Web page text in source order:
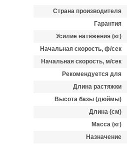
Страна производителя
Гарантия
Усилие натяжения (кг)
Начальная скорость, ф/сек
Начальная скорость, м/сек
Рекомендуется для
Длина растяжки
Высота базы (дюймы)
Длина (см)
Масса (кг)
Назначение